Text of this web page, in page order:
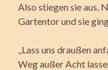
Also stiegen sie aus.
Gartentor und sie
„Lass uns draußen
Weg außer Acht